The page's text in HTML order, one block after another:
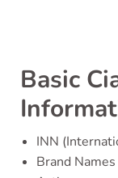
Basic
INN
Brand